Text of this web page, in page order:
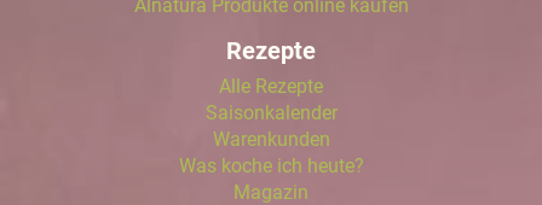
Alnatura Produkte online kaufen
Rezepte
Alle Rezepte
Saisonkalender
Warenkunden
Was koche ich heute?
Magazin